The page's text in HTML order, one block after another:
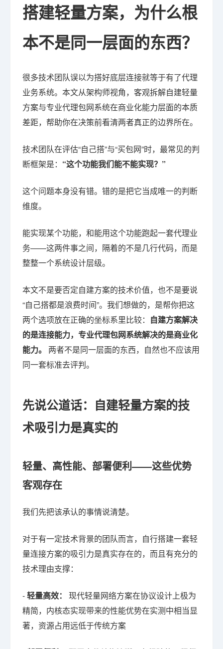
搭建轻量方案，为什么根
本不是同一层面的东西？
很多技术团队误以为搭好底层连接就等于有了代理
业务系统。本文从架构师视角，客观拆解自建轻量
方案与专业代理包网系统在商业化能力层面的本质
差距，帮助你在决策前看清两者真正的边界所在。
技术团队在评估“自己搭”与“买包网”时，最常见的判
断框架是： “这个功能我们能不能实现？”
这个问题本身没有错。错的是把它当成唯一的判断
维度。
能实现某个功能，和能用这个功能跑起一套代理业
务——这两件事之间，隔着的不是几行代码，而是
整整一个系统设计层级。
本文不是要否定自建方案的技术价值，也不是要说
“自己搭都是浪费时间”。我们想做的，是帮你把这
两个选项放在正确的坐标系里比较： 自建方案解决
的是连接能力，专业代理包网系统解决的是商业化
能力。
两者不是同一层面的东西，自然也不应该用
同一套标准去评判。
先说公道话：自建轻量方案的技
术吸引力是真实的
轻量、高性能、部署便利——这些优势
客观存在
我们先把该承认的事情说清楚。
对于有一定技术背景的团队而言，自行搭建一套轻
量连接方案的吸引力是真实存在的，而且有充分的
技术理由支撑：
-轻量高效：
现代轻量网络方案在协议设计上极为
精简，内核态实现带来的性能优势在实测中相当显
著，资源占用远低于传统方案